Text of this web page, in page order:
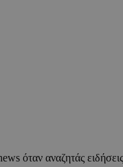
όταν αναζητάς